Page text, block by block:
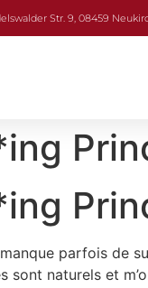
Str. 9, 08459
parfois de
sont naturels et